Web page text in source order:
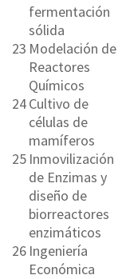
fermentación
sólida
23 Modelación de
Reactores
Químicos
24Cultivo de
células de
mamíferos
25 Inmovilización
de Enzimas y
diseño de
biorreactores
enzimáticos
26 Ingeniería
Económica